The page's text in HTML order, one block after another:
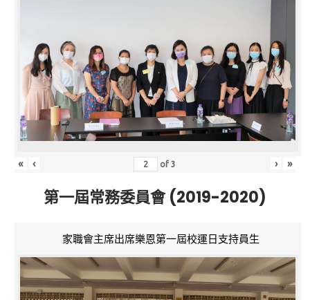
« ‹ of3 › »
第一屆常務委員會 (2019-2020)
家職會主席出席樂恩第一屆校運日支持員生